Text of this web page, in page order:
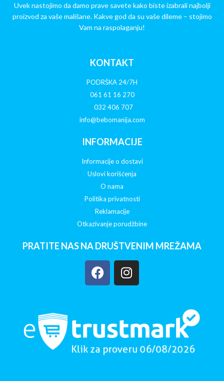
Uvek nastojimo da damo prave savete kako biste izabrali najbolji
proizvod za vaše mališane. Kakve god da su vaše dileme – stojimo
Vam na raspolaganju!
KONTAKT
PODRŠKA 24/7H
061 61 16 270
032 406 707
info@bebomanija.com
INFORMACIJE
Informacije o dostavi
Uslovi korišćenja
O nama
Politika privatnosti
Reklamacije
Otkazivanje porudžbine
PRATITE NAS NA DRUŠTVENIM MREŽAMA